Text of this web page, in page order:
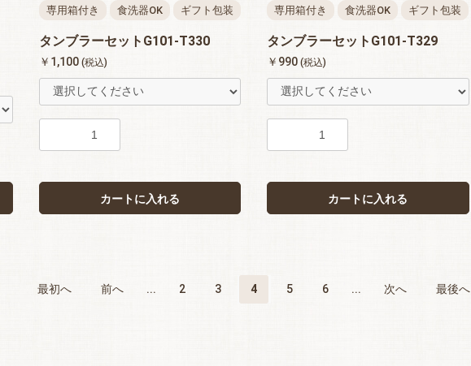
専用箱付き 食洗器OK ギフト包装
タンブラーセットG101-T330
￥1,100 (税込)
カートに入れる
専用箱付き 食洗器OK ギフト包装
タンブラーセットG101-T329
￥990 (税込)
カートに入れる
最初へ 前へ ... 2 3 4 5 6 ... 次へ 最後へ